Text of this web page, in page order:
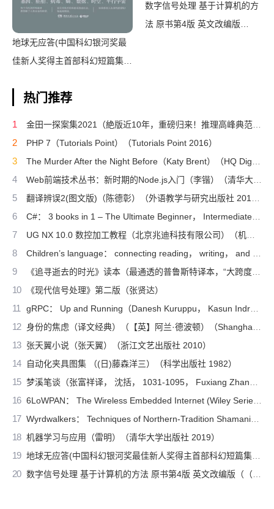
地球无应答(中国科幻银河奖最
佳新人奖得主首部科幻短篇集！
未来，看时间空间合伙变魔
数字信号处理 基于计算机的方
法 原书第4版 英文改编版
热门推荐
1 金田一探案集2021（絶版近10年，重磅归来！推理高峰典范，江户川乱步、青山刚昌推荐。惊骇悬念+诡秘人性，入坑推理佳选，一套10本过足瘾！精美和风装帧，日本系列销量超5500万册）（横沟正史）（壹页科技 2021）
2 PHP 7（Tutorials Point）（Tutorials Point 2016）
3 The Murder After the Night Before（Katy Brent）（HQ Digital 2024）
4 Web前端技术丛书：新时期的Node.js入门（李锴）（清华大学出版社 2017）
5 翻译辨误2(图文版)（陈德彰）（外语教学与研究出版社 2011）
6 C#： 3 books in 1 – The Ultimate Beginner， Intermediate & Advanced Guides to Master C# Programming Quickly with No Experience（Mark Reed）（2022）
7 UG NX 10.0 数控加工教程（北京兆迪科技有限公司）（机械工业出版社 2016）
8 Children’s language： connecting reading， writing， and talk（Judith Wells Lindfors）（Teachers College Press 2008）
9 《追寻逝去的时光》读本（最通透的普鲁斯特译本，“大跨度”节选七卷本，一字不易；附赠《普罗斯特纸上展览》）（【法】马塞尔•普鲁斯特，周克希译）（广西师范大学出版社 2015）
10 《现代信号处理》第二版（张贤达）
11 gRPC： Up and Running（Danesh Kuruppu， Kasun Indrasiri）（O’Reilly Media 2020）
12 身份的焦虑（译文经典）（【英】阿兰·德波顿）（Shanghai Translation Publishing House 2018）
13 张天翼小说（张天翼）（浙江文艺出版社 2010）
14 自动化夹具图集 （(日)藤森洋三）（科学出版社 1982）
15 梦溪笔谈（张富祥译， 沈括， 1031-1095， Fuxiang Zhang）（北京：中华书局 2009）
16 6LoWPAN： The Wireless Embedded Internet (Wiley Series on Communications Networking & Distributed Systems)（Zach Shelby， Carsten Bormann）（Wiley 2010）
17 Wyrdwalkers： Techniques of Northern-Tradition Shamanism（Raven Kaldera）（2013）
18 机器学习与应用（雷明）（清华大学出版社 2019）
19 地球无应答(中国科幻银河奖最佳新人奖得主首部科幻短篇集！改良基因会不会带来灾难？置身未来，看时间空间合伙变魔术！)（王诺诺 [王诺诺]）（湖南文艺出版社 2019）
20 数字信号处理 基于计算机的方法 原书第4版 英文改编版（（美）桑吉特·米特拉著；阔永红改编）（北京：电子工业出版社 2011）